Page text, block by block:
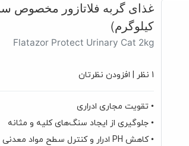
کیلوگرم)
Flatazor Protect Urinary Cat 2kg
1 نظر | افزودن نظرتان
• تقویت مجاری ادراری
• جلوگیری از ایجاد سنگ‌های کلیه و مثانه
• کاهش PH ادرار و کنترل سطح مواد معدنی